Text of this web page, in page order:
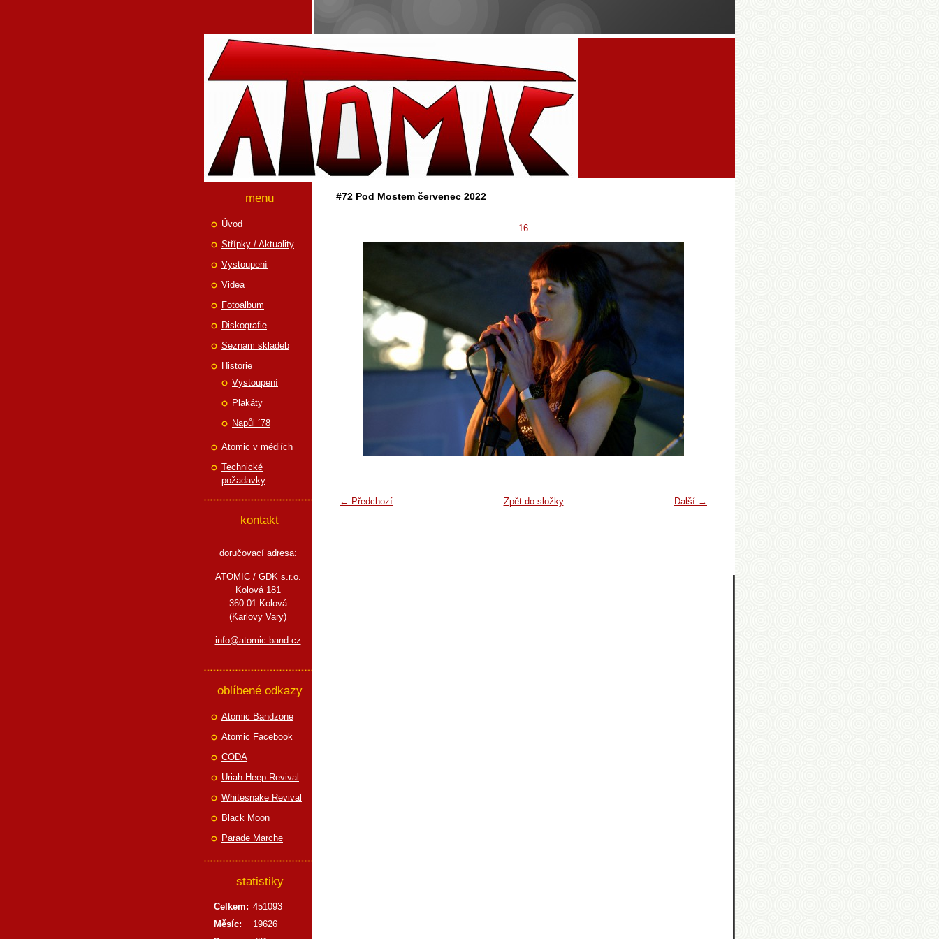
#72 Pod Mostem červenec 2022
16
← Předchozí Další →
Zpět do složky
menu
Úvod
Střípky / Aktuality
Vystoupení
Videa
Fotoalbum
Diskografie
Seznam skladeb
Historie
Vystoupení
Plakáty
Napůl ´78
Atomic v médiích
Technické
požadavky
kontakt
doručovací adresa:
ATOMIC / GDK s.r.o.
Kolová 181
360 01 Kolová
(Karlovy Vary)
info@atomic-band.cz
oblíbené odkazy
Atomic Bandzone
Atomic Facebook
CODA
Uriah Heep Revival
Whitesnake Revival
Black Moon
Parade Marche
statistiky
Celkem: 451093
Měsíc:
19626